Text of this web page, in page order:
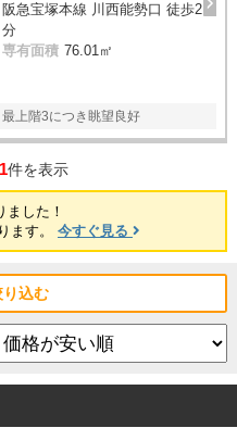
阪急宝塚本線 川西能勢口 徒歩2
分
専有面積 76.01㎡
上階3につき眺望良好
件を表示
ました！
ます。 今すぐ見る
込む